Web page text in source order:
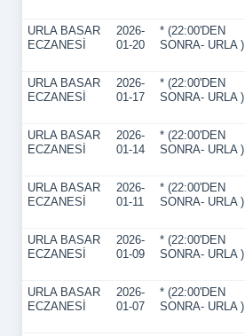
URLA BASAR
ECZANESİ
2026-
01-20
* (22:00'DEN
SONRA- URLA )
URLA BASAR
ECZANESİ
2026-
01-17
* (22:00'DEN
SONRA- URLA )
URLA BASAR
ECZANESİ
2026-
01-14
* (22:00'DEN
SONRA- URLA )
URLA BASAR
ECZANESİ
2026-
01-11
* (22:00'DEN
SONRA- URLA )
URLA BASAR
ECZANESİ
2026-
01-09
* (22:00'DEN
SONRA- URLA )
URLA BASAR
ECZANESİ
2026-
01-07
* (22:00'DEN
SONRA- URLA )